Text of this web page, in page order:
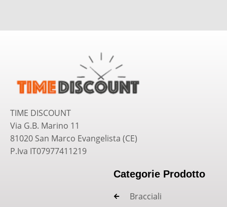
TIME DISCOUNT
Via G.B. Marino 11
81020 San Marco Evangelista (CE)
P.Iva IT07977411219
Categorie Prodotto
Bracciali